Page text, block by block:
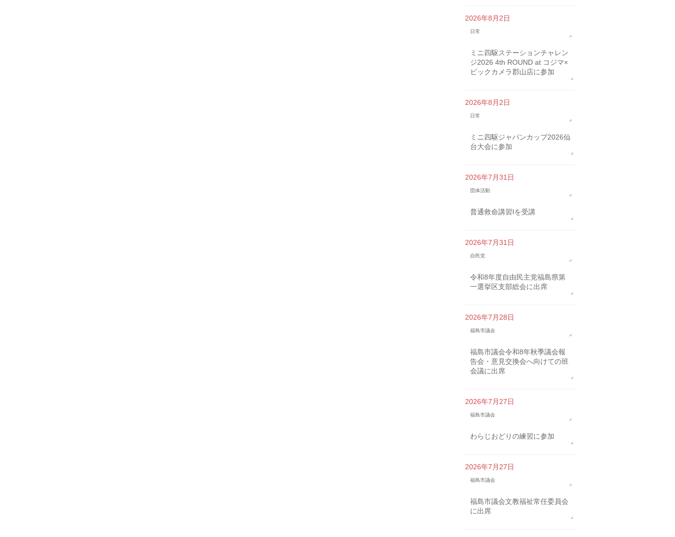
2026年8月2日
日常
ミニ四駆ステーションチャレン
ジ2026 4th ROUND at コジマ×
ビックカメラ郡山店に参加
2026年8月2日
日常
ミニ四駆ジャパンカップ2026仙
台大会に参加
2026年7月31日
団体活動
普通救命講習Iを受講
2026年7月31日
自民党
令和8年度自由民主党福島県第
一選挙区支部総会に出席
2026年7月28日
福島市議会
福島市議会令和8年秋季議会報
告会・意見交換会へ向けての班
会議に出席
2026年7月27日
福島市議会
わらじおどりの練習に参加
2026年7月27日
福島市議会
福島市議会文教福祉常任委員会
に出席